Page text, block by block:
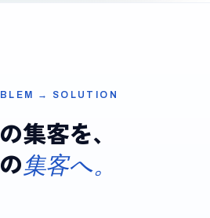
→ SOLUTION
集客を、
集客へ。